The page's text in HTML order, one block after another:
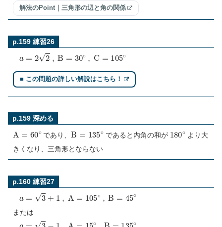
解法のPoint｜三角形の辺と角の関係
p.159 練習26
2 B 30 , C= 105
■ この問題の詳しい解説はこちら！
p.159 深める
A 60∘ であり、 B 135∘ であると内角の和が 180∘より大
きくなり、三角形とならない
p.160 練習27
1 = 105 B=45 ∘
または
1 = ∘ B =135∘